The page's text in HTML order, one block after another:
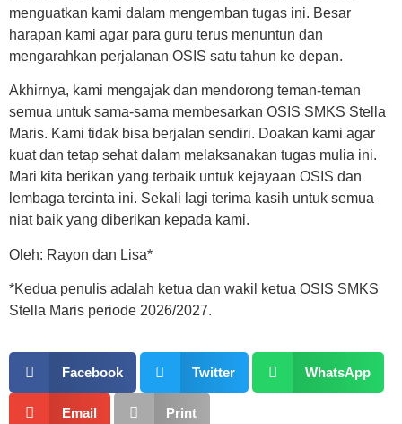
menguatkan kami dalam mengemban tugas ini. Besar
harapan kami agar para guru terus menuntun dan
mengarahkan perjalanan OSIS satu tahun ke depan.
Akhirnya, kami mengajak dan mendorong teman-teman
semua untuk sama-sama membesarkan OSIS SMKS Stella
Maris. Kami tidak bisa berjalan sendiri. Doakan kami agar
kuat dan tetap sehat dalam melaksanakan tugas mulia ini.
Mari kita berikan yang terbaik untuk kejayaan OSIS dan
lembaga tercinta ini. Sekali lagi terima kasih untuk semua
niat baik yang diberikan kepada kami.
Oleh: Rayon dan Lisa*
*Kedua penulis adalah ketua dan wakil ketua OSIS SMKS
Stella Maris periode 2026/2027.
Facebook Twitter WhatsApp
Email Print